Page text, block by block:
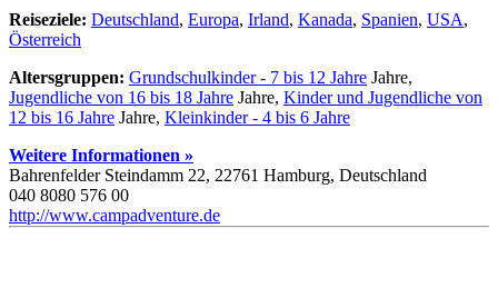
Reiseziele: Deutschland, Europa, Irland, Kanada, Spanien, USA,
Österreich
Altersgruppen: Grundschulkinder - 7 bis 12 Jahre Jahre,
Jugendliche von 16 bis 18 Jahre Jahre, Kinder und Jugendliche von
12 bis 16 Jahre Jahre, Kleinkinder - 4 bis 6 Jahre
Weitere Informationen »
Bahrenfelder Steindamm 22, 22761 Hamburg, Deutschland
040 8080 576 00
http://www.campadventure.de